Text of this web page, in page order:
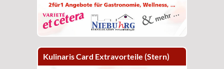
Kulinaris Card Extravorteile (Stern)